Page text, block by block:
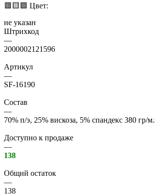
🟥 🟨 🟩 Цвет:
не указан
Штрихкод
—
2000002121596
Артикул
—
SF-16190
Состав
—
70% п/э, 25% вискоза, 5% спандекс 380 гр/
Доступно к продаже
—
138
Общий остаток
—
138